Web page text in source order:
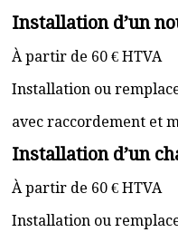
Installation d’un
À partir de 60 € HTVA
Installation ou
avec raccordement et
Installation d’un
À partir de 60 € HTVA
Installation ou